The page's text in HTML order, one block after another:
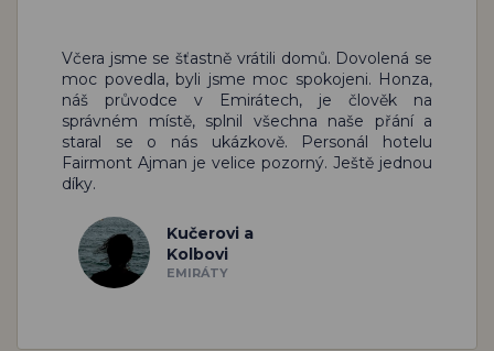
Včera jsme se šťastně vrátili domů. Dovolená se
moc povedla, byli jsme moc spokojeni. Honza,
náš průvodce v Emirátech, je člověk na
správném místě, splnil všechna naše přání a
staral se o nás ukázkově. Personál hotelu
Fairmont Ajman je velice pozorný. Ještě jednou
díky.
Kučerovi a
Kolbovi
EMIRÁTY